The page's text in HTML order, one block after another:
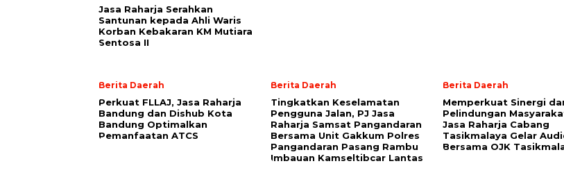
Jasa Raharja Serahkan
Santunan kepada Ahli Waris
Korban Kebakaran KM Mutiara
Sentosa II
Berita Daerah
Perkuat FLLAJ, Jasa Raharja
Bandung dan Dishub Kota
Bandung Optimalkan
Pemanfaatan ATCS
Berita Daerah
Tingkatkan Keselamatan
Pengguna Jalan, PJ Jasa
Raharja Samsat Pangandaran
Bersama Unit Gakkum Polres
Pangandaran Pasang Rambu
Imbauan Kamseltibcar Lantas
Berita Daerah
Memperkuat Sinergi
Pelindungan
Jasa Raharja Cabang
Tasikmalaya Gelar
Bersama OJK